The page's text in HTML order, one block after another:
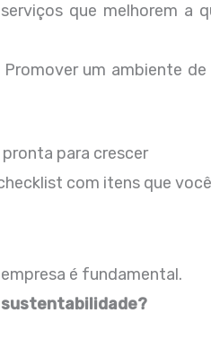
que melhorem a
Promover um ambiente
para crescer
com itens que
é fundamental.